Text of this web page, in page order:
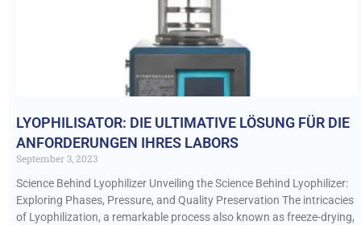
LYOPHILISATOR: DIE ULTIMATIVE LÖSUNG FÜR DIE
ANFORDERUNGEN IHRES LABORS
September 3, 2023
Science Behind Lyophilizer Unveiling the Science Behind Lyophilizer:
Exploring Phases, Pressure, and Quality Preservation The intricacies
of Lyophilization, a remarkable process also known as freeze-drying,